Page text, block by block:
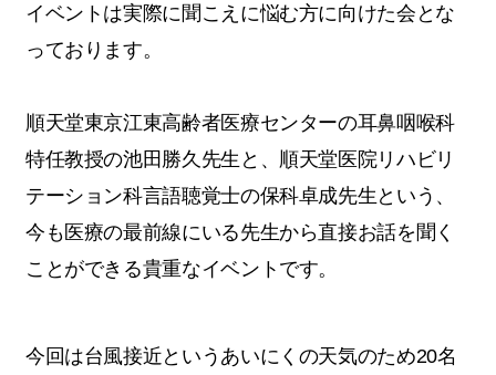
イベントは実際に聞こえに悩む方に向けた会とな
っております。
順天堂東京江東高齢者医療センターの耳鼻咽喉科
特任教授の池田勝久先生と、順天堂医院リハビリ
テーション科言語聴覚士の保科卓成先生という、
今も医療の最前線にいる先生から直接お話を聞く
ことができる貴重なイベントです。
今回は台風接近というあいにくの天気のため20名